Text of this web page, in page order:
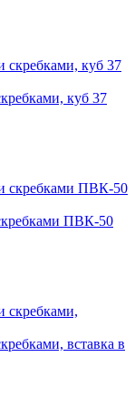
куб 37
ПВК-50
вставка в